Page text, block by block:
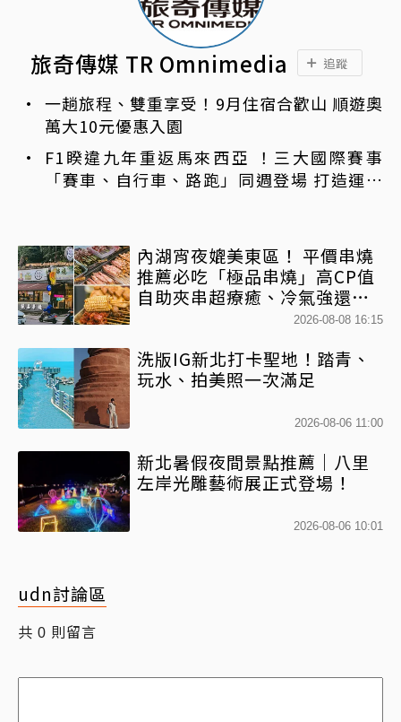
旅奇傳媒 TR Omnimedia 追蹤
一趟旅程、雙重享受！9月住宿合歡山 順遊奧
萬大10元優惠入園
F1睽違九年重返馬來西亞 ！三大國際賽事
「賽車、自行車、路跑」同週登場 打造運動
內湖宵夜媲美東區！ 平價串燒
推薦必吃「極品串燒」高CP值
自助夾串超療癒、冷氣強還不
2026-08-08 16:15
洗版IG新北打卡聖地！踏青、
玩水、拍美照一次滿足
2026-08-06 11:00
新北暑假夜間景點推薦｜八里
左岸光雕藝術展正式登場！
2026-08-06 10:01
udn討論區
共 0 則留言